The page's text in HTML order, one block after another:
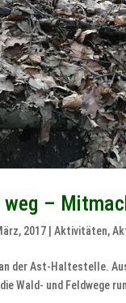
weg –
2017 |Aktivitäten,
der Ast-Haltestelle.
Wald- und Feldwege